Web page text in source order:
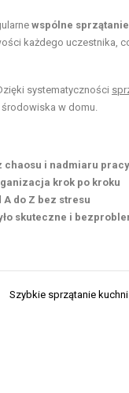
wspólne sprzątanie
każdego uczestnika,
systematyczności
w domu.
chaosu i nadmiaru pracy
krok po kroku
do Z bez stresu
skuteczne i
Szybkie sprzątanie